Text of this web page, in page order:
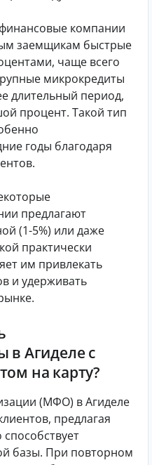
компании
заемщикам быстрые
чаще всего
микрокредиты
длительный период,
процент. Такой тип
годы благодаря
предлагают
(1-5%) или даже
практически
им привлекать
и удерживать
в Агиделе с
на карту?
(МФО) в Агиделе
предлагая
базы. При повторном